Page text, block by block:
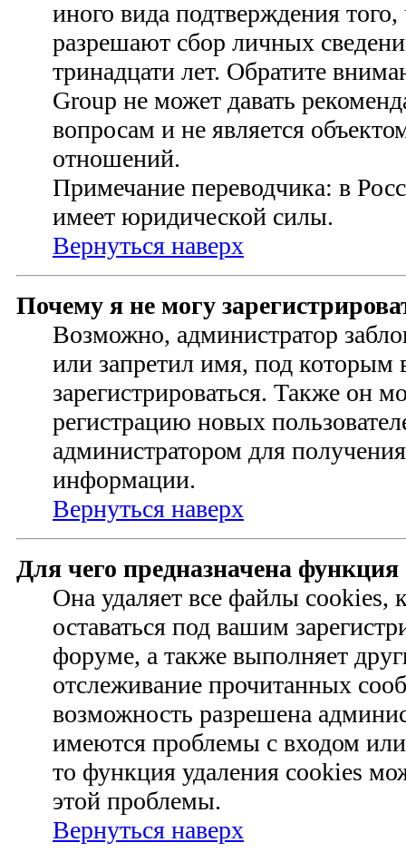
иного вида подтверждения
разрешают сбор личных
тринадцати лет. Обратите
Group не может давать
вопросам и не является
отношений.
Примечание переводчика: в
имеет юридической силы.
Вернуться наверх
Почему я не могу
Возможно, администратор
или запретил имя, под которым
зарегистрироваться. Также он
регистрацию новых
администратором для
информации.
Вернуться наверх
Для чего предназначена
Она удаляет все файлы cookies,
оставаться под вашим
форуме, а также выполняет
отслеживание прочитанных
возможность разрешена
имеются проблемы с входом
то функция удаления cookies
этой проблемы.
Вернуться наверх